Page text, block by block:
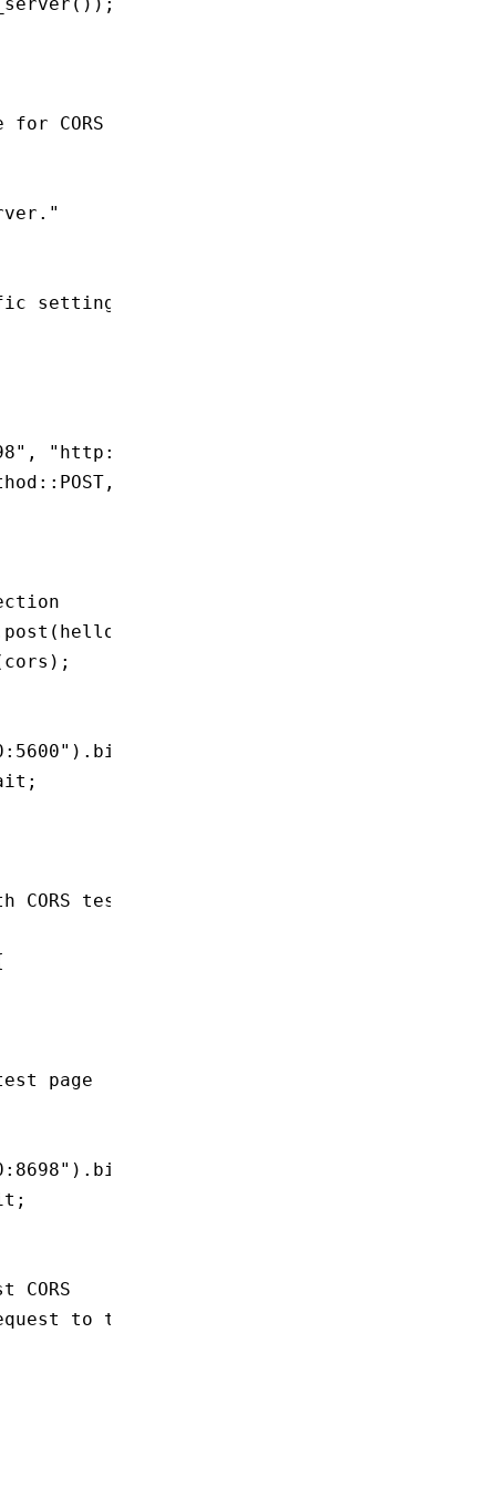
CORS demonstration
settings:
, "http://localhost:8698"
:: POST, Method
post (hello);
) . bind
;
CORS test
page
) . bind
;
to the backend server